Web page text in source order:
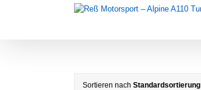
Sortieren nach Standardsortierung